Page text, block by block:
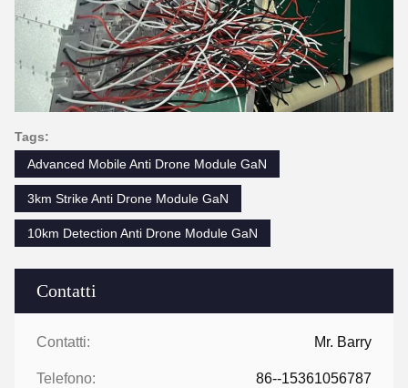
Contatti
Contatti: Mr. Barry
Telefono: 86--15361056787
Tags:
Advanced Mobile Anti Drone Module GaN
3km Strike Anti Drone Module GaN
10km Detection Anti Drone Module GaN